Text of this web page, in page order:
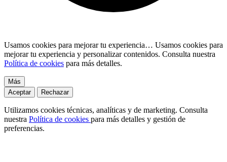
Usamos cookies para mejorar tu experiencia… Usamos cookies para
mejorar tu experiencia y personalizar contenidos. Consulta nuestra
Política de cookies para más detalles.
Más
Aceptar
Rechazar
Utilizamos cookies técnicas, analíticas y de marketing. Consulta
nuestra Política de cookies para más detalles y gestión de
preferencias.